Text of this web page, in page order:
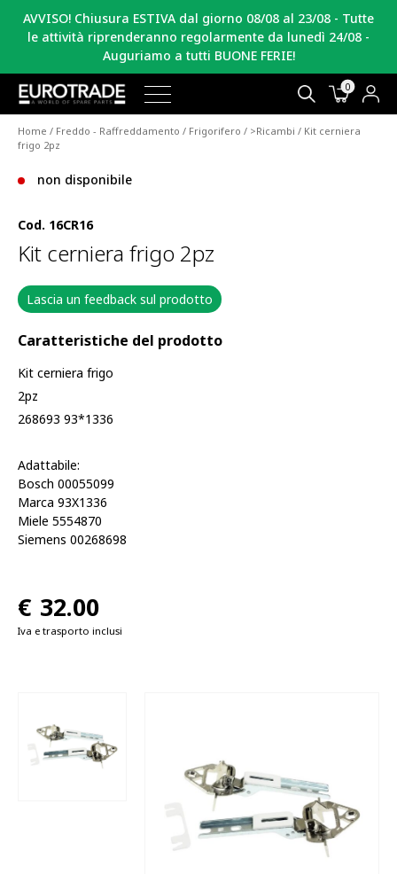
AVVISO! Chiusura ESTIVA dal giorno 08/08 al 23/08 - Tutte
le attività riprenderanno regolarmente da lunedì 24/08 -
Auguriamo a tutti BUONE FERIE!
0
Home / Freddo - Raffreddamento / Frigorifero / >Ricambi / Kit cerniera
frigo 2pz
non disponibile
Cod. 16CR16
Kit cerniera frigo 2pz
Lascia un feedback sul prodotto
Caratteristiche del prodotto
Kit cerniera frigo
2pz
268693 93*1336
Adattabile:
Bosch 00055099
Marca 93X1336
Miele 5554870
Siemens 00268698
Iva e trasporto inclusi
€ 32.00